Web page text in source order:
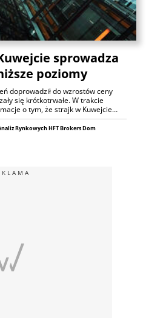
sprowadza
poziomy
doprowadził do wzrostów ceny
się krótkotrwałe. W trakcie
o tym, że strajk w Kuwejcie…
Rynkowych HFT Brokers Dom